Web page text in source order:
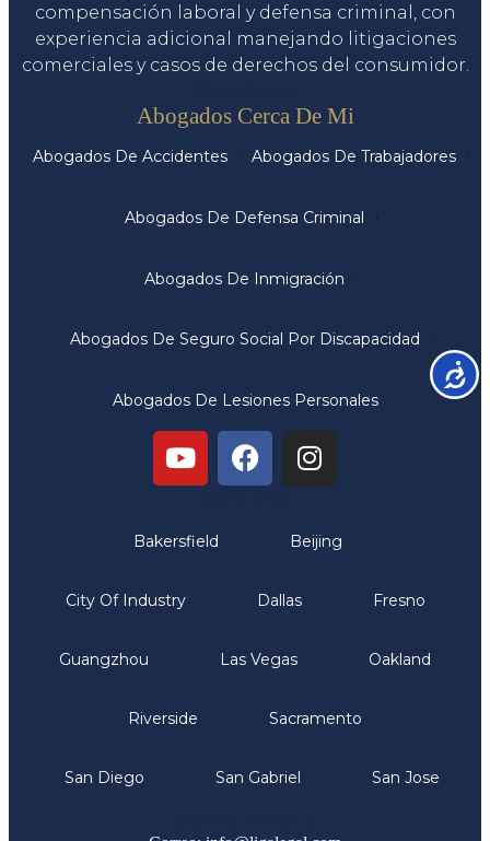
compensación laboral y defensa criminal, con
experiencia adicional manejando litigaciones
comerciales y casos de derechos del consumidor.
Abogados Cerca De Mi
Abogados De Accidentes Abogados De Trabajadores
Abogados De Defensa Criminal
Abogados De Inmigración
Abogados De Seguro Social Por Discapacidad
Abogados De Lesiones Personales
Bakersfield Beijing
City Of Industry Dallas Fresno
Guangzhou Las Vegas Oakland
Riverside Sacramento
San Diego San Gabriel San Jose